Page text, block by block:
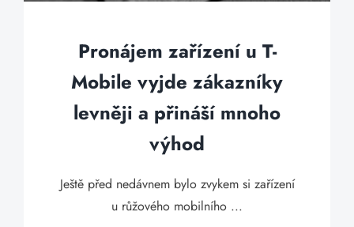
Pronájem zařízení u T-
Mobile vyjde zákazníky
levněji a přináší mnoho
výhod
Ještě před nedávnem bylo zvykem si zařízení
u růžového mobilního ...